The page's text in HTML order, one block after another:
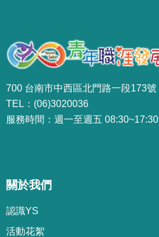
700 台南市中西區北門路一段173號
TEL：(06)3020036
服務時間：週一至週五 08:30~17:30
關於我們
認識YS
活動花絮